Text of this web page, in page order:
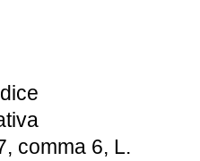
comma 6, L.